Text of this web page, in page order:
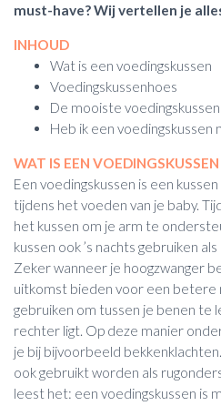
must-have? Wij vertellen je
INHOUD
Wat is een voedingskussen
Voedingskussenhoes
De mooiste
Heb ik een voedingskussen
WAT IS EEN VOEDINGSKUSSEN
Een voedingskussen is een
tijdens het voeden van je baby.
het kussen om je arm te
kussen ook ’s nachts gebruiken
Zeker wanneer je hoogzwanger
uitkomst bieden voor een betere
gebruiken om tussen je benen te
rechter ligt. Op deze manier
je bij bijvoorbeeld
ook gebruikt worden als
leest het: een voedingskussen is